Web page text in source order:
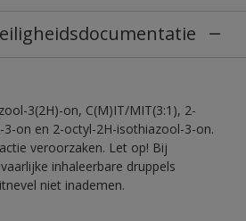
3(2H)-on, C(M)IT/MIT(3:1), 2-
on en 2-octyl-2H-isothiazool-3-on.
veroorzaken. Let op! Bij
inhaleerbare druppels
niet inademen.